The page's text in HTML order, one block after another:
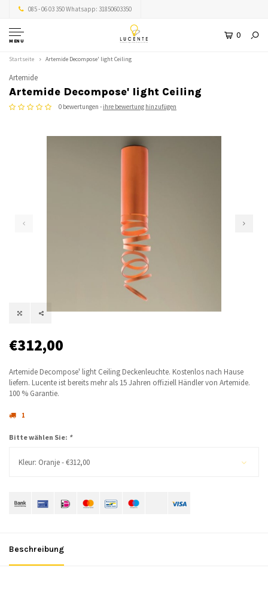
085 - 06 03 350 Whatsapp: 31850603350
MENU
0
Startseite Artemide Decompose' light Ceiling
Artemide
Artemide Decompose' light Ceiling
0 bewertungen - ihre bewertung hinzufügen
€312,00
Artemide Decompose' light Ceiling Deckenleuchte. Kostenlos nach Hause
liefern. Lucente ist bereits mehr als 15 Jahren offiziell Händler von Artemide.
100 % Garantie.
1
Bitte wählen Sie: *
Kleur: Oranje - €312,00
Beschreibung